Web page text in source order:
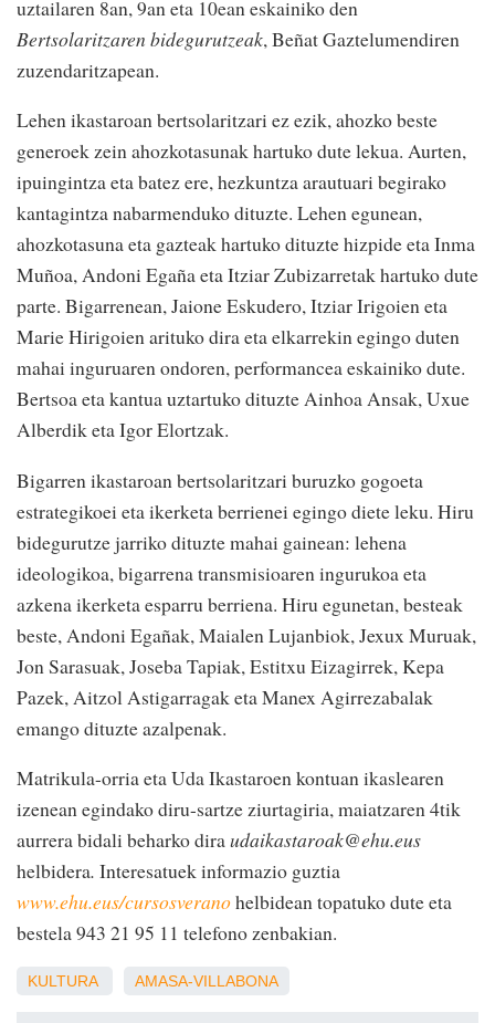
uztailaren 8an, 9an eta 10ean eskainiko den
Bertsolaritzaren bidegurutzeak, Beñat Gaztelumendiren
zuzendaritzapean.
Lehen ikastaroan bertsolaritzari ez ezik, ahozko beste
generoek zein ahozkotasunak hartuko dute lekua. Aurten,
ipuingintza eta batez ere, hezkuntza arautuari begirako
kantagintza nabarmenduko dituzte. Lehen egunean,
ahozkotasuna eta gazteak hartuko dituzte hizpide eta Inma
Muñoa, Andoni Egaña eta Itziar Zubizarretak hartuko dute
parte. Bigarrenean, Jaione Eskudero, Itziar Irigoien eta
Marie Hirigoien arituko dira eta elkarrekin egingo duten
mahai inguruaren ondoren, performancea eskainiko dute.
Bertsoa eta kantua uztartuko dituzte Ainhoa Ansak, Uxue
Alberdik eta Igor Elortzak.
Bigarren ikastaroan bertsolaritzari buruzko gogoeta
estrategikoei eta ikerketa berrienei egingo diete leku. Hiru
bidegurutze jarriko dituzte mahai gainean: lehena
ideologikoa, bigarrena transmisioaren ingurukoa eta
azkena ikerketa esparru berriena. Hiru egunetan, besteak
beste, Andoni Egañak, Maialen Lujanbiok, Jexux Muruak,
Jon Sarasuak, Joseba Tapiak, Estitxu Eizagirrek, Kepa
Pazek, Aitzol Astigarragak eta Manex Agirrezabalak
emango dituzte azalpenak.
Matrikula-orria eta Uda Ikastaroen kontuan ikaslearen
izenean egindako diru-sartze ziurtagiria, maiatzaren 4tik
aurrera bidali beharko diraudaikastaroak@ehu.eus
helbidera. Interesatuek informazio guztia
www.ehu.eus/cursosveranohelbidean topatuko dute eta
bestela 943 21 95 11 telefono zenbakian.
KULTURA AMASA-VILLABONA